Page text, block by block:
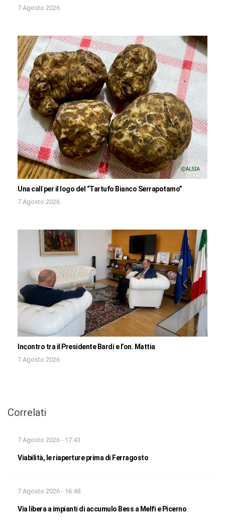
7 Agosto 2026
Una call per il logo del “Tartufo Bianco Serrapotamo”
7 Agosto 2026
Incontro tra il Presidente Bardi e l’on. Mattia
7 Agosto 2026
Correlati
7 Agosto 2026 - 17:43
Viabilità, le riaperture prima di Ferragosto
7 Agosto 2026 - 16:48
Via libera a impianti di accumulo Bess a Melfi e Picerno